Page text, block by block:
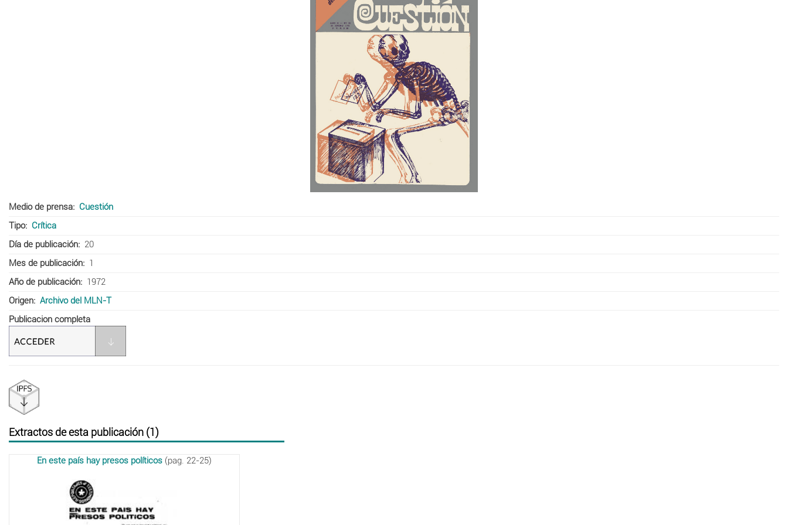
Medio de prensa
Cuestión
Tipo
Crítica
Día de publicación
20
Mes de publicación
1
Año de publicación
1972
Origen
Archivo del MLN-T
Publicacion completa
Extractos de esta publicación (1)
En este país hay presos políticos (pag. 22-25)